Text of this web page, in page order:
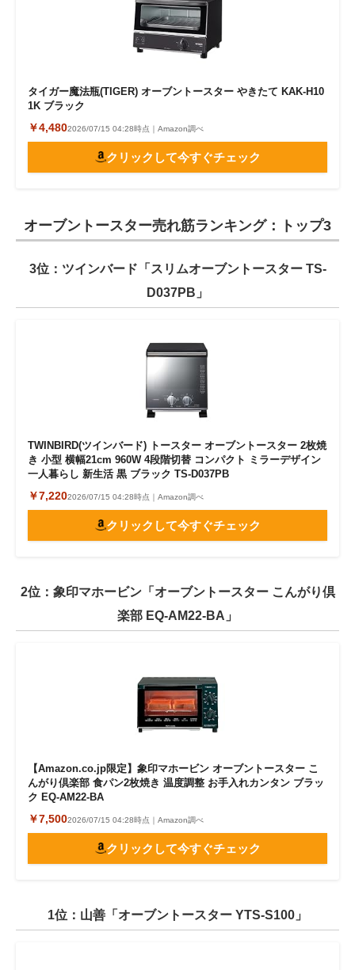
タイガー魔法瓶(TIGER) オーブントースター やきたて KAK-H10
1K ブラック
￥4,4802026/07/15 04:28時点｜Amazon調べ
クリックして今すぐチェック
オーブントースター売れ筋ランキング：トップ3
3位：ツインバード「スリムオーブントースター TS-
D037PB」
TWINBIRD(ツインバード) トースター オーブントースター 2枚焼
き 小型 横幅21cm 960W 4段階切替 コンパクト ミラーデザイン
一人暮らし 新生活 黒 ブラック TS-D037PB
￥7,2202026/07/15 04:28時点｜Amazon調べ
クリックして今すぐチェック
2位：象印マホービン「オーブントースター こんがり倶
楽部 EQ-AM22-BA」
【Amazon.co.jp限定】象印マホービン オーブントースター こ
んがり倶楽部 食パン2枚焼き 温度調整 お手入れカンタン ブラッ
ク EQ-AM22-BA
￥7,5002026/07/15 04:28時点｜Amazon調べ
クリックして今すぐチェック
1位：山善「オーブントースター YTS-S100」